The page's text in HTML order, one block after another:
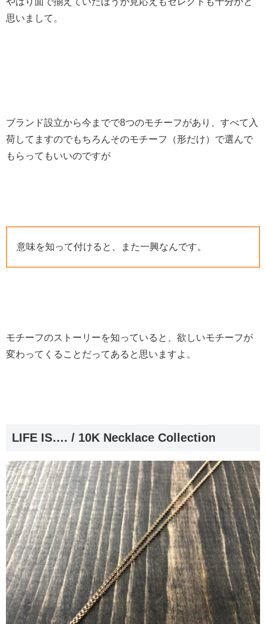
思いまして。
ブランド設立から今までで8つのモチーフがあり、すべて入
荷してますのでもちろんそのモチーフ（形だけ）で選んで
もらってもいいのですが
意味を知って付けると、また一興なんです。
モチーフのストーリーを知っていると、欲しいモチーフが
変わってくることだってあると思いますよ。
LIFE IS…. / 10K Necklace Collection